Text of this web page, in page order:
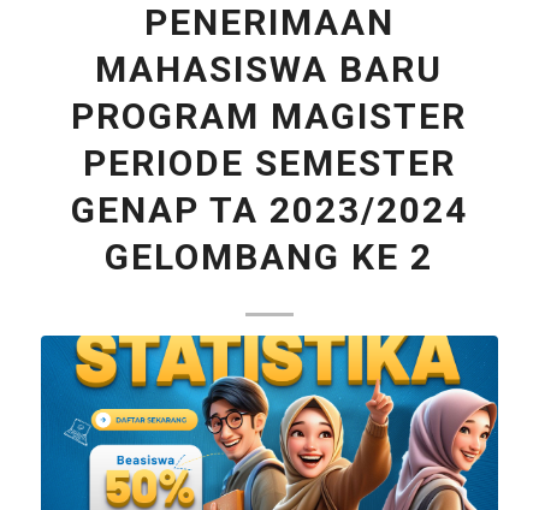
PENERIMAAN
MAHASISWA BARU
PROGRAM MAGISTER
PERIODE SEMESTER
GENAP TA 2023/2024
GELOMBANG KE 2